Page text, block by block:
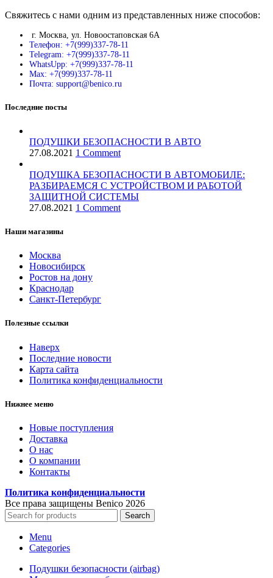
Свяжитесь с нами одним из представленных ниже способов:
г. Москва, ул. Новоостаповская 6А
Телефон: +7(999)337-78-11
Telegram: +7(999)337-78-11
WhatsUpp: +7(999)337-78-11
Max: +7(999)337-78-11
Почта: support@benico.ru
Последние посты
ПОДУШКИ БЕЗОПАСНОСТИ В АВТО
27.08.2021 1 Comment
ПОДУШКА БЕЗОПАСНОСТИ В АВТОМОБИЛЕ:
РАЗБИРАЕМСЯ С УСТРОЙСТВОМ И РАБОТОЙ
ЗАЩИТНОЙ СИСТЕМЫ
27.08.2021 1 Comment
Наши магазины
Москва
Новосибирск
Ростов на дону
Краснодар
Санкт-Петербург
Полезные ссылки
Наверх
Последние новости
Карта сайта
Политика конфиденциальности
Нижнее меню
Новые поступления
Доставка
О нас
О компании
Контакты
Политика конфиденциальности
Все права защищены Benico 2026
Search
Menu
Categories
Подушки безопасности (airbag)